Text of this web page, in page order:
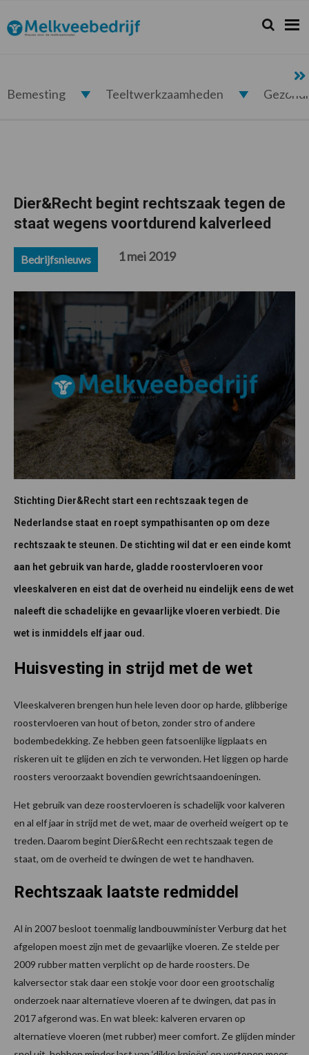
de
hoofdnavigatie
de
hoofd
de
eerste
de
voettekst
Melkveebedrijf.nl Zoeken...
Zoek
Bemesting Teeltwerkzaamheden
Dier&Recht begint rechtszaak tegen de
staat wegens voortdurend kalverleed
Bedrijfsnieuws 1 mei 2019
Stichting Dier&Recht start een rechtszaak tegen de
Nederlandse staat en roept sympathisanten op om deze
rechtszaak te steunen. De stichting wil dat er een einde komt
aan het gebruik van harde, gladde roostervloeren voor
vleeskalveren en eist dat de overheid nu eindelijk eens de wet
naleeft die schadelijke en gevaarlijke vloeren verbiedt. Die
wet is inmiddels elf jaar oud.
Huisvesting in strijd met de wet
Vleeskalveren brengen hun hele leven door op harde, glibberige
roostervloeren van hout of beton, zonder stro of andere
bodembedekking. Ze hebben geen fatsoenlijke ligplaats en
riskeren uit te glijden en zich te verwonden. Het liggen op harde
roosters veroorzaakt bovendien gewrichtsaandoeningen.
Het gebruik van deze roostervloeren is schadelijk voor kalveren
en al elf jaar in strijd met de wet, maar de overheid weigert op te
treden. Daarom begint Dier&Recht een rechtszaak tegen de
staat, om de overheid te dwingen de wet te handhaven.
Rechtszaak laatste redmiddel
Al in 2007 besloot toenmalig landbouwminister Verburg dat het
afgelopen moest zijn met de gevaarlijke vloeren. Ze stelde per
2009 rubber matten verplicht op de harde roosters. De
kalversector stak daar een stokje voor door een grootschalig
onderzoek naar alternatieve vloeren af te dwingen, dat pas in
2017 afgerond was. En wat bleek: kalveren ervaren op
alternatieve vloeren (met rubber) meer comfort. Ze glijden minder